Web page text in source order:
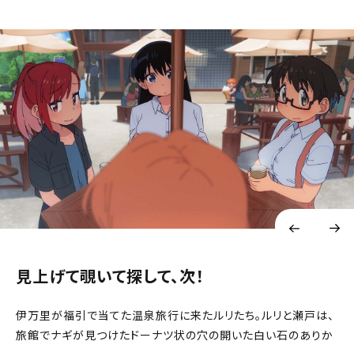
見上げて覗いて探して、次！
伊万里が福引で当てた温泉旅行に来たルリたち。ルリと瀬戸は、
旅館でナギが見つけたドーナツ状の穴の開いた白い石のありか